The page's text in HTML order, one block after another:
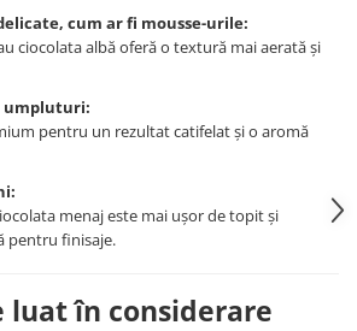
cum ar fi mousse-urile:
ciocolata albă oferă o textură mai aerată și
umpluturi:
pentru un rezultat catifelat și o aromă
menaj este mai ușor de topit și
pentru finisaje.
luat în considerare